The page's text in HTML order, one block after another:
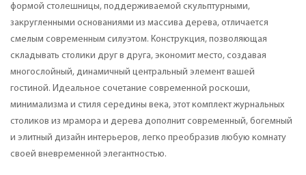
формой столешницы, поддерживаемой скульптурными,
закругленными основаниями из массива дерева, отличается
смелым современным силуэтом. Конструкция, позволяющая
складывать столики друг в друга, экономит место, создавая
многослойный, динамичный центральный элемент вашей
гостиной. Идеальное сочетание современной роскоши,
минимализма и стиля середины века, этот комплект журнальных
столиков из мрамора и дерева дополнит современный, богемный
и элитный дизайн интерьеров, легко преобразив любую комнату
своей вневременной элегантностью.